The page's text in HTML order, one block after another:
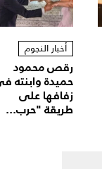
أخبار النجوم
رقص محمود
حميدة وابنته
زفافها على
طريقة "حرب...